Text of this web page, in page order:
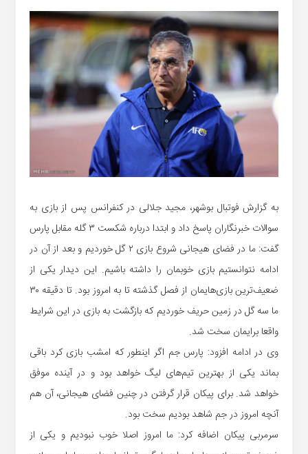
به گزارش فوتبال بوشهر، مجید جلالی در کنفرانس پس از بازی به
سوالات خبرنگاران پاسخ داد و ابتدا درباره شکست ۳ گله مقابل پارس
گفت: ما در فضای هیجانی شروع بازی ۲ گل خوردیم و بعد از آن در
ادامه نتوانستیم بازی خوبمان را داشته باشیم. این دیدار یکی از
ضعیف‌ترین بازی‌هایمان از فصل گذشته تا به امروز بود. تا دقیقه ۳۰
ما سه گل در زمین حریف خوردیم که بازگشت به بازی در این شرایط
واقعا برایمان سخت شد.
وی در ادامه افزود: پارس جم اگر اینطور که امشب بازی کرد باقی
بماند یکی از بهترین تیم‌های لیگ خواهد بود و در آینده موفق
خواهد شد. برای پیکان قرار گرفتن در چنین فضای هیجانی، آن هم
آنچه امروز در جم شاهد بودیم سخت بود.
سرمربی پیکان اضافه کرد: ما امروز اصلا خوب نبودیم و یکی از